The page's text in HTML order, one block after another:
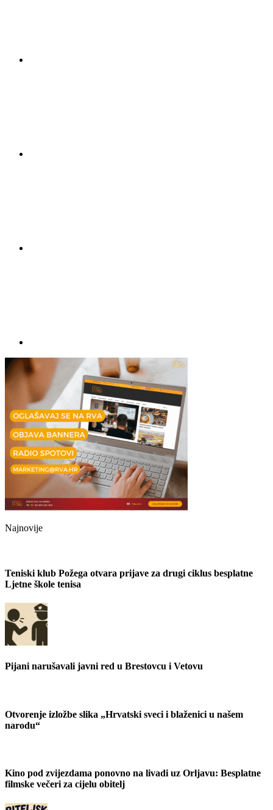
Najnovije
Teniski klub Požega otvara prijave za drugi ciklus besplatne
Ljetne škole tenisa
Pijani narušavali javni red u Brestovcu i Vetovu
Otvorenje izložbe slika „Hrvatski sveci i blaženici u našem
narodu“
Kino pod zvijezdama ponovno na livadi uz Orljavu: Besplatne
filmske večeri za cijelu obitelj